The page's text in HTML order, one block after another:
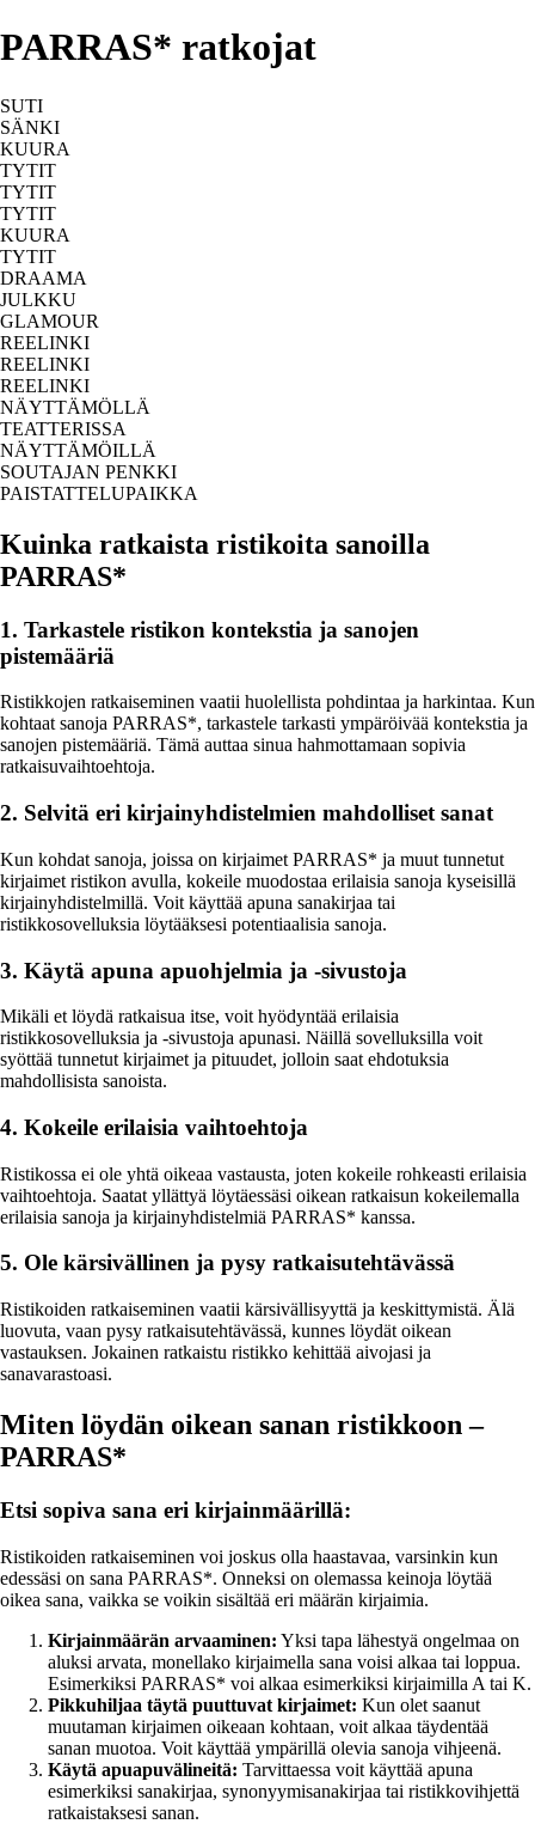
PARRAS* ratkojat
SUTI
SÄNKI
KUURA
TYTIT
TYTIT
TYTIT
KUURA
TYTIT
DRAAMA
JULKKU
GLAMOUR
REELINKI
REELINKI
REELINKI
NÄYTTÄMÖLLÄ
TEATTERISSA
NÄYTTÄMÖILLÄ
SOUTAJAN PENKKI
PAISTATTELUPAIKKA
Kuinka ratkaista ristikoita sanoilla
PARRAS*
1. Tarkastele ristikon kontekstia ja sanojen
pistemääriä
Ristikkojen ratkaiseminen vaatii huolellista pohdintaa ja harkintaa. Kun
kohtaat sanoja PARRAS*, tarkastele tarkasti ympäröivää kontekstia ja
sanojen pistemääriä. Tämä auttaa sinua hahmottamaan sopivia
ratkaisuvaihtoehtoja.
2. Selvitä eri kirjainyhdistelmien mahdolliset sanat
Kun kohdat sanoja, joissa on kirjaimet PARRAS* ja muut tunnetut
kirjaimet ristikon avulla, kokeile muodostaa erilaisia sanoja kyseisillä
kirjainyhdistelmillä. Voit käyttää apuna sanakirjaa tai
ristikkosovelluksia löytääksesi potentiaalisia sanoja.
3. Käytä apuna apuohjelmia ja -sivustoja
Mikäli et löydä ratkaisua itse, voit hyödyntää erilaisia
ristikkosovelluksia ja -sivustoja apunasi. Näillä sovelluksilla voit
syöttää tunnetut kirjaimet ja pituudet, jolloin saat ehdotuksia
mahdollisista sanoista.
4. Kokeile erilaisia vaihtoehtoja
Ristikossa ei ole yhtä oikeaa vastausta, joten kokeile rohkeasti erilaisia
vaihtoehtoja. Saatat yllättyä löytäessäsi oikean ratkaisun kokeilemalla
erilaisia sanoja ja kirjainyhdistelmiä PARRAS* kanssa.
5. Ole kärsivällinen ja pysy ratkaisutehtävässä
Ristikoiden ratkaiseminen vaatii kärsivällisyyttä ja keskittymistä. Älä
luovuta, vaan pysy ratkaisutehtävässä, kunnes löydät oikean
vastauksen. Jokainen ratkaistu ristikko kehittää aivojasi ja
sanavarastoasi.
Miten löydän oikean sanan ristikkoon –
PARRAS*
Etsi sopiva sana eri kirjainmäärillä:
Ristikoiden ratkaiseminen voi joskus olla haastavaa, varsinkin kun
edessäsi on sana PARRAS*. Onneksi on olemassa keinoja löytää
oikea sana, vaikka se voikin sisältää eri määrän kirjaimia.
Kirjainmäärän arvaaminen: Yksi tapa lähestyä ongelmaa on
aluksi arvata, monellako kirjaimella sana voisi alkaa tai loppua.
Esimerkiksi PARRAS* voi alkaa esimerkiksi kirjaimilla A tai K.
Pikkuhiljaa täytä puuttuvat kirjaimet: Kun olet saanut
muutaman kirjaimen oikeaan kohtaan, voit alkaa täydentää
sanan muotoa. Voit käyttää ympärillä olevia sanoja vihjeenä.
Käytä apuapuvälineitä: Tarvittaessa voit käyttää apuna
esimerkiksi sanakirjaa, synonyymisanakirjaa tai ristikkovihjettä
ratkaistaksesi sanan.